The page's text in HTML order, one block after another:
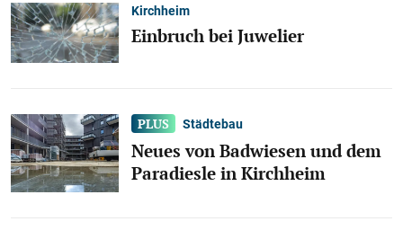
Kirchheim
Einbruch bei Juwelier
Städtebau
Neues von Badwiesen und dem
Paradiesle in Kirchheim